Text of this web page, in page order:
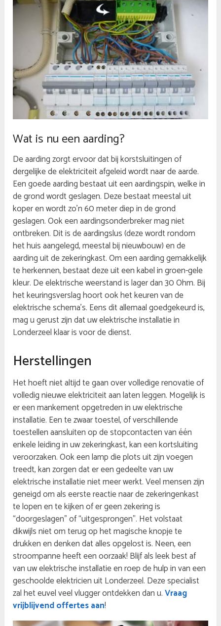
Wat is nu een aarding?
De aarding zorgt ervoor dat bij korstsluitingen of
dergelijke de elektriciteit afgeleid wordt naar de aarde.
Een goede aarding bestaat uit een aardingspin, welke in
de grond wordt geslagen. Deze bestaat meestal uit
koper en wordt zo’n 60 meter diep in de grond
geslagen. Ook een aardingsonderbreker mag niet
ontbreken. Dit is de aardingslus (deze wordt rondom
het huis aangelegd, meestal bij nieuwbouw) en de
aarding uit de zekeringkast. Om een aarding gemakkelijk
te herkennen, bestaat deze uit een kabel in groen-gele
kleur. De elektrische weerstand is lager dan 30 Ohm. Bij
het keuringsverslag hoort ook het keuren van de
elektrische schema’s. Eens dit allemaal goedgekeurd is,
mag u gerust zijn dat uw elektrische installatie in
Londerzeel klaar is voor de dienst.
Herstellingen
Het hoeft niet altijd te gaan over volledige renovatie of
volledig nieuwe elektriciteit aan laten leggen. Mogelijk is
er een mankement opgetreden in uw elektrische
installatie. Een te zwaar toestel, of verschillende
toestellen aansluiten op de stopcontacten van één
enkele leiding in uw zekeringkast, kan een kortsluiting
veroorzaken. Ook een lamp die plots uit zijn voegen
treedt, kan zorgen dat er een gedeelte van uw
elektrische installatie niet meer werkt. Veel mensen zijn
geneigd om als eerste reactie naar de zekeringenkast
te lopen en te kijken of er geen zekering is
“doorgeslagen” of “uitgesprongen”. Het volstaat
dikwijls niet om terug op het magische knopje te
drukken en denken dat alles opgelost is. Neen, een
stroompanne heeft een oorzaak! Blijf als leek best af
van uw elektrische installatie en roep de hulp in van een
geschoolde elektricien uit Londerzeel. Deze specialist
zal het euvel veel vlugger ontdekken dan u.Vraag
vrijblijvend offertes aan!